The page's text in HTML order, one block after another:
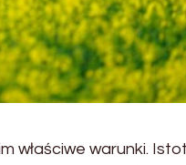
właściwe warunki.